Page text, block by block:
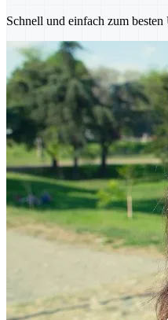
Schnell und einfach zum besten